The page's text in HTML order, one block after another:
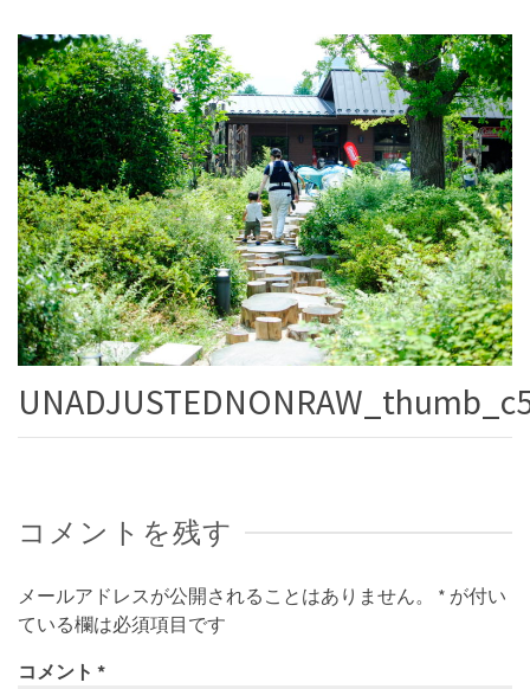
コメントを残す
メールアドレスが公開されることはありません。 * が付い
ている欄は必須項目です
コメント *